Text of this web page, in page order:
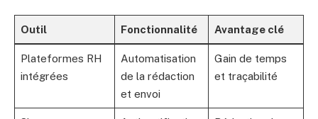
Outil Fonctionnalité Avantage clé
Plateformes RH
intégrées
Automatisation
de la rédaction
et envoi
Gain de temps
et traçabilité